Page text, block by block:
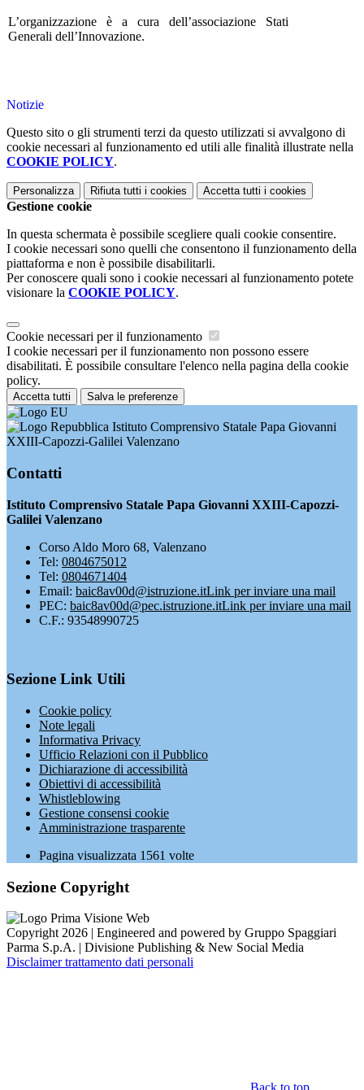
L’organizzazione è a cura dell’associazione Stati
Generali dell’Innovazione.
Notizie
Questo sito o gli strumenti terzi da questo utilizzati si avvalgono di
cookie necessari al funzionamento ed utili alle finalità illustrate nella
COOKIE POLICY.
Personalizza Rifiuta tutti i cookies Accetta tutti i cookies
Gestione cookie
In questa schermata è possibile scegliere quali cookie consentire.
I cookie necessari sono quelli che consentono il funzionamento della
piattaforma e non è possibile disabilitarli.
Per conoscere quali sono i cookie necessari al funzionamento potete
visionare la COOKIE POLICY.
Cookie necessari per il funzionamento
I cookie necessari per il funzionamento non possono essere
disabilitati. È possibile consultare l'elenco nella pagina della cookie
policy.
Accetta tutti Salva le preferenze
Istituto Comprensivo Statale Papa Giovanni
XXIII-Capozzi-Galilei Valenzano
Contatti
Istituto Comprensivo Statale Papa Giovanni XXIII-Capozzi-
Galilei Valenzano
Corso Aldo Moro 68, Valenzano
Tel: 0804675012
Tel: 0804671404
Email: baic8av00d@istruzione.itLink per inviare una mail
PEC: baic8av00d@pec.istruzione.itLink per inviare una mail
C.F.: 93548990725
Sezione Link Utili
Cookie policy
Note legali
Informativa Privacy
Ufficio Relazioni con il Pubblico
Dichiarazione di accessibilità
Obiettivi di accessibilità
Whistleblowing
Gestione consensi cookie
Amministrazione trasparente
Pagina visualizzata 1561 volte
Sezione Copyright
Copyright 2026 | Engineered and powered by Gruppo Spaggiari
Parma S.p.A. | Divisione Publishing & New Social Media
Disclaimer trattamento dati personali